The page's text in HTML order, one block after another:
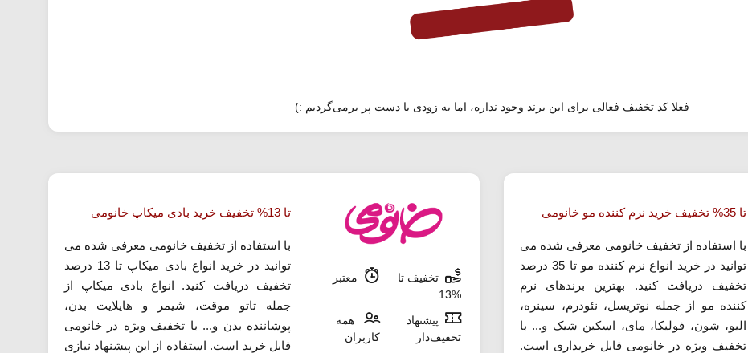
فعلا کد تخفیف فعالی برای این برند وجود نداره، اما به زودی با دست پر برمی‌گردیم :)
تا 35% تخفیف خرید نرم کننده مو خانومی
با استفاده از تخفیف خانومی معرفی شده می
توانید در خرید انواع نرم کننده مو تا 35 درصد
تخفیف دریافت کنید. بهترین برندهای نرم
کننده مو از جمله نوتریسل، نئودرم، سینره،
الیو، شون، فولیکا، مای، اسکین شیک و... با
تخفیف ویژه در خانومی قابل خریداری است.
تخفیف تا
%13
معتبر
پیشنهاد
تخفیف‌دار
همه
کاربران
تا 13% تخفیف خرید بادی میکاپ خانومی
با استفاده از تخفیف خانومی معرفی شده می
توانید در خرید انواع بادی میکاپ تا 13 درصد
تخفیف دریافت کنید. انواع بادی میکاپ از
جمله تاتو موقت، شیمر و هایلایت بدن،
پوشاننده بدن و... با تخفیف ویژه در خانومی
قابل خرید است. استفاده از این پیشنهاد نیازی